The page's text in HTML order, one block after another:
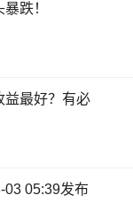
跌！
益最好？有必
03 05:39发布